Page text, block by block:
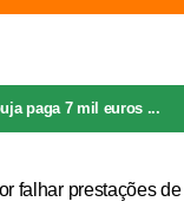
paga 7 mil euros ...